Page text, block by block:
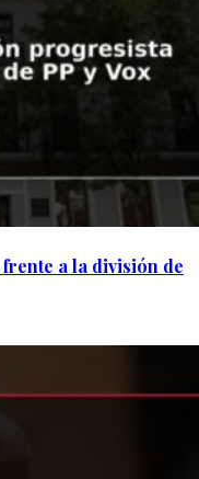
a la división de